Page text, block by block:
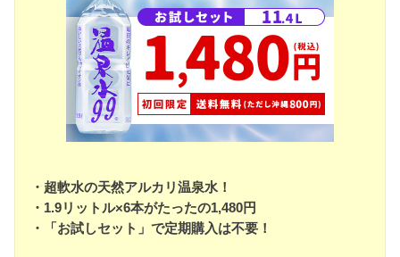
・超軟水の天然アルカリ温泉水！
・1.9リットル×6本がたったの1,480円
・「お試しセット」で定期購入は不要！